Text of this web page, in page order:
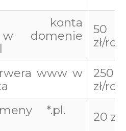
konta
w domenie
50
zł/
www w
250
zł/
*.pl.
20 zł